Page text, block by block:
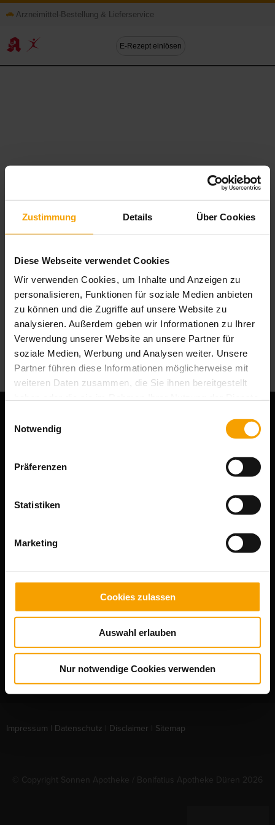
Zustimmung Details Über Cookies
Diese Webseite verwendet Cookies
Wir verwenden Cookies, um Inhalte und Anzeigen zu
personalisieren, Funktionen für soziale Medien anbieten
zu können und die Zugriffe auf unsere Website zu
analysieren. Außerdem geben wir Informationen zu Ihrer
Verwendung unserer Website an unsere Partner für
soziale Medien, Werbung und Analysen weiter. Unsere
Partner führen diese Informationen möglicherweise mit
weiteren Daten zusammen, die Sie ihnen bereitgestellt
Notwendig
Präferenzen
Statistiken
Marketing
Cookies zulassen
Auswahl erlauben
Nur notwendige Cookies verwenden
Arzneimittel-Bestellung & Lieferservice
E-Rezept einlösen
SONNEN APOTHEKE
Friedrich-Ebert-Platz 34
52351 Düren
Tel: 0 24 21 / 13 67 8
Fax: 0 24 21 / 29 28 54
Fax: 0 24 21 / 7 28 79
Impressum | Datenschutz | Disclaimer | Sitemap
© Copyright Sonnen Apotheke / Bonifatius Apotheke Düren 2026